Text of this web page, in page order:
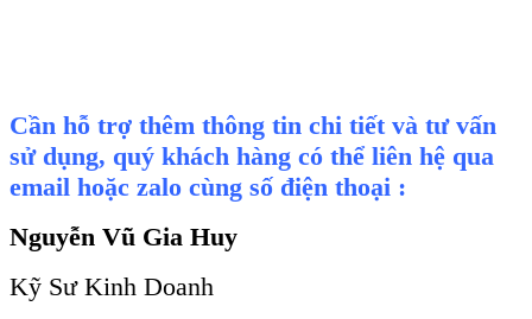
Cần hỗ trợ thêm thông tin chi tiết và tư vấn
sử dụng, quý khách hàng có thể liên hệ qua
email hoặc zalo cùng số điện thoại :
Nguyễn Vũ Gia Huy
Kỹ Sư Kinh Doanh